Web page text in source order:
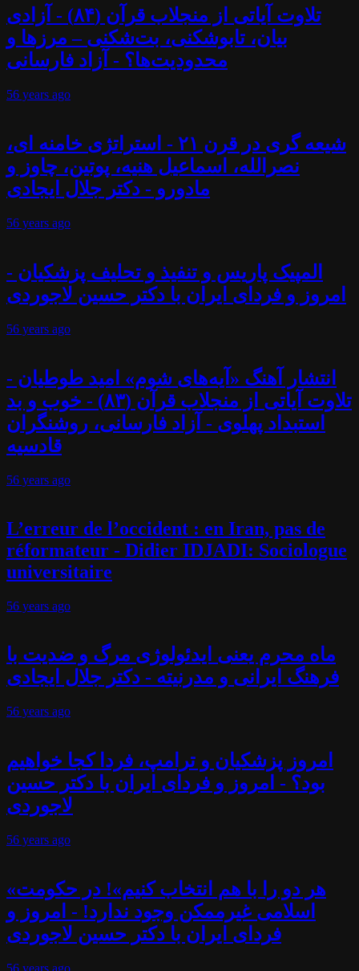
تلاوت آیاتی از منجلاب قرآن (۸۴) - آزادی
بیان، تابوشکنی، بت‌شکنی – مرزها و
محدودیت‌ها؟ - آزاد فارسانی
56 years ago
شیعه گری در قرن ۲۱ - استراتژی خامنه ای،
نصرالله، اسماعیل هنیه، پوتین، چاوز و
مادورو - دکتر جلال ایجادی
56 years ago
المپیک پاریس و تنفیذ و تحلیف پزشکیان -
امروز و فردای ایران با دکتر حسین لاجوردی
56 years ago
انتشار آهنگ «آیه‌های شوم» امید طوطیان -
تلاوت آیاتی از منجلاب قرآن (۸۳) - خوب و بد
استبداد پهلوی - آزاد فارسانی، روشنگران
قادسیه
56 years ago
L’erreur de l’occident : en Iran, pas de
réformateur - Didier IDJADI: Sociologue
universitaire
56 years ago
ماه محرم یعنی ایدئولوژی مرگ و ضدیت با
فرهنگ ایرانی و مدرنیته - دکتر جلال ایجادی
56 years ago
امروز پزشکیان و ترامپ، فردا کجا خواهیم
بود؟ - امروز و فردای ایران با دکتر حسین
لاجوردی
56 years ago
«هر دو را با هم انتخاب کنیم»! در حکومت
اسلامی غیرممکن وجود ندارد! - امروز و
فردای ایران با دکتر حسین لاجوردی
56 years ago